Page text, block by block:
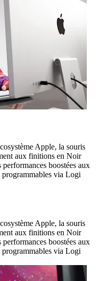
Apple, la souris
aux finitions en Noir
boostées aux
programmables via Logi
Apple, la souris
aux finitions en Noir
boostées aux
programmables via Logi